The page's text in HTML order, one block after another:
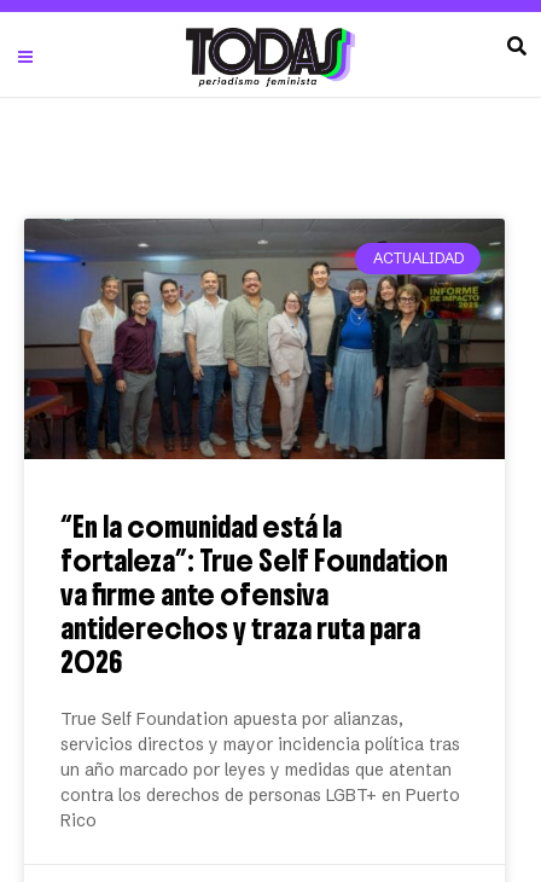
ACTUALIDAD
“En la comunidad está la
fortaleza”: True Self Foundation
va firme ante ofensiva
antiderechos y traza ruta para
2026
True Self Foundation apuesta por alianzas,
servicios directos y mayor incidencia política tras
un año marcado por leyes y medidas que atentan
contra los derechos de personas LGBT+ en Puerto
Rico